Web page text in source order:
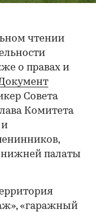
чтении
о правах и
Совета
Комитета
и
нижней палаты
«гаражный